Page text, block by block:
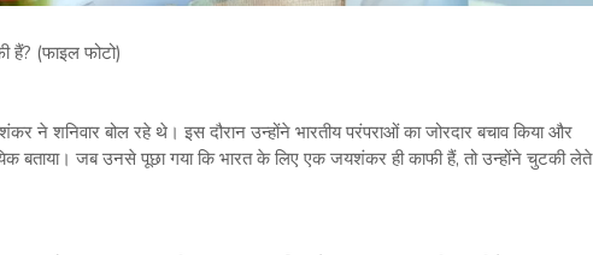
हैं? (फाइल फोटो)
ने शनिवार बोल रहे थे। इस दौरान उन्होंने भारतीय परंपराओं का जोरदार बचाव किया और
बताया। जब उनसे पूछा गया कि भारत के लिए एक जयशंकर ही काफी हैं, तो उन्होंने चुटकी लेते